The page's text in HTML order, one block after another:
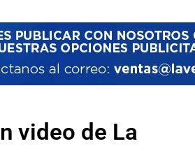
video de La